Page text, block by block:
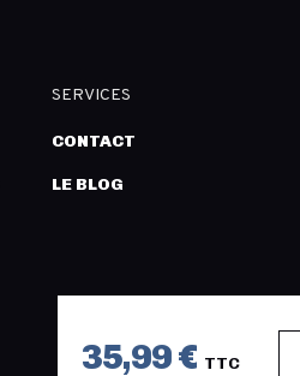
35,99 € TTC
SERVICES
CONTACT
LE BLOG